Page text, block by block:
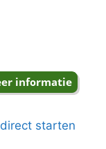
direct starten